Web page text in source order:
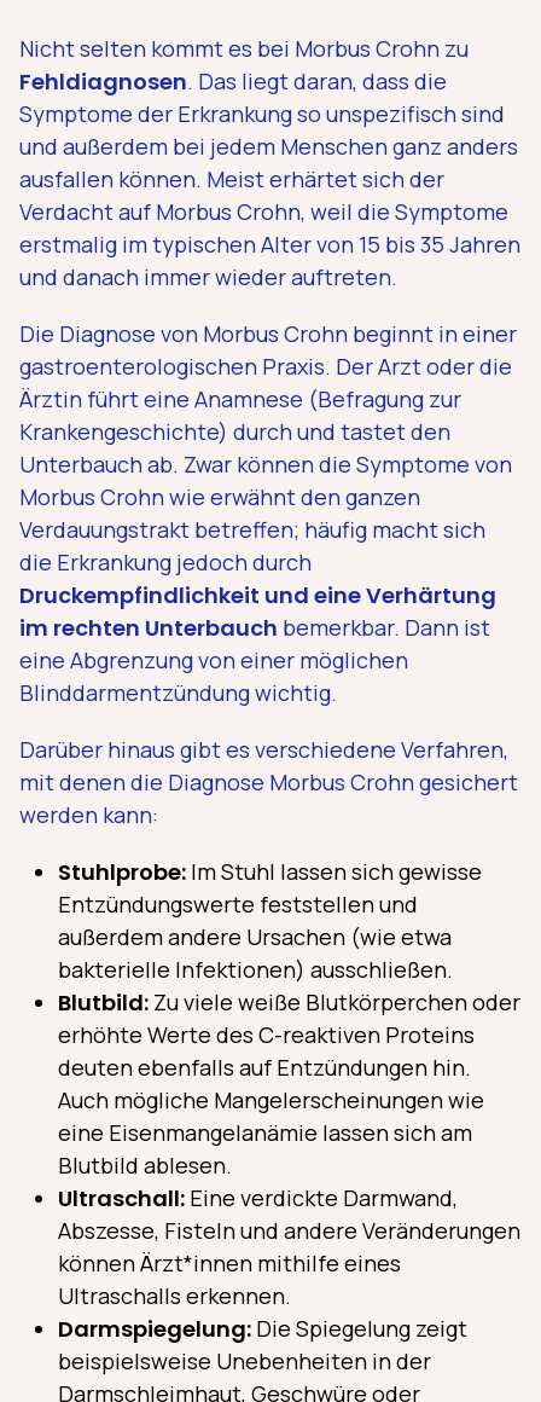
Nicht selten kommt es bei Morbus Crohn zu
Fehldiagnosen. Das liegt daran, dass die
Symptome der Erkrankung so unspezifisch sind
und außerdem bei jedem Menschen ganz anders
ausfallen können. Meist erhärtet sich der
Verdacht auf Morbus Crohn, weil die Symptome
erstmalig im typischen Alter von 15 bis 35 Jahren
und danach immer wieder auftreten.
Die Diagnose von Morbus Crohn beginnt in einer
gastroenterologischen Praxis. Der Arzt oder die
Ärztin führt eine Anamnese (Befragung zur
Krankengeschichte) durch und tastet den
Unterbauch ab. Zwar können die Symptome von
Morbus Crohn wie erwähnt den ganzen
Verdauungstrakt betreffen; häufig macht sich
die Erkrankung jedoch durch
Druckempfindlichkeit und eine Verhärtung
im rechten Unterbauch bemerkbar. Dann ist
eine Abgrenzung von einer möglichen
Blinddarmentzündung wichtig.
Darüber hinaus gibt es verschiedene Verfahren,
mit denen die Diagnose Morbus Crohn gesichert
werden kann:
Stuhlprobe: Im Stuhl lassen sich gewisse
Entzündungswerte feststellen und
außerdem andere Ursachen (wie etwa
bakterielle Infektionen) ausschließen.
Blutbild: Zu viele weiße Blutkörperchen oder
erhöhte Werte des C-reaktiven Proteins
deuten ebenfalls auf Entzündungen hin.
Auch mögliche Mangelerscheinungen wie
eine Eisenmangelanämie lassen sich am
Blutbild ablesen.
Ultraschall: Eine verdickte Darmwand,
Abszesse, Fisteln und andere Veränderungen
können Ärzt*innen mithilfe eines
Ultraschalls erkennen.
Darmspiegelung: Die Spiegelung zeigt
beispielsweise Unebenheiten in der
Darmschleimhaut, Geschwüre oder